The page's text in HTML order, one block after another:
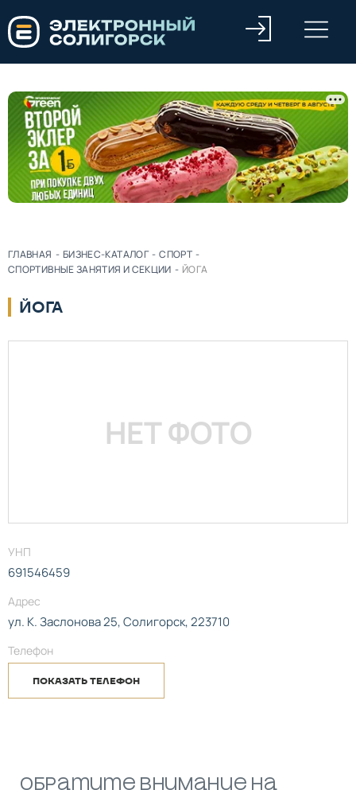
ГЛАВНАЯ - БИЗНЕС-КАТАЛОГ - СПОРТ -
СПОРТИВНЫЕ ЗАНЯТИЯ И СЕКЦИИ - ЙОГА
ЙОГА
НЕТ ФОТО
УНП
691546459
Адрес
ул. К. Заслонова 25, Солигорск, 223710
Телефон
ПОКАЗАТЬ ТЕЛЕФОН
Обратите внимание на